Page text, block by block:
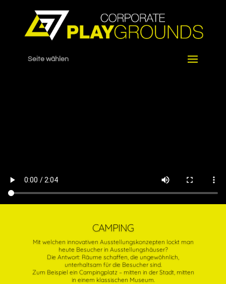
Seite wählen
CAMPING
Mit welchen innovativen Ausstellungskonzepten lockt man
heute Besucher in Ausstellungshäuser?
Die Antwort: Räume schaffen, die ungewöhnlich,
unterhaltsam für die Besucher sind.
Zum Beispiel ein Campingplatz – mitten in der Stadt, mitten
in einem klassischen Museum.